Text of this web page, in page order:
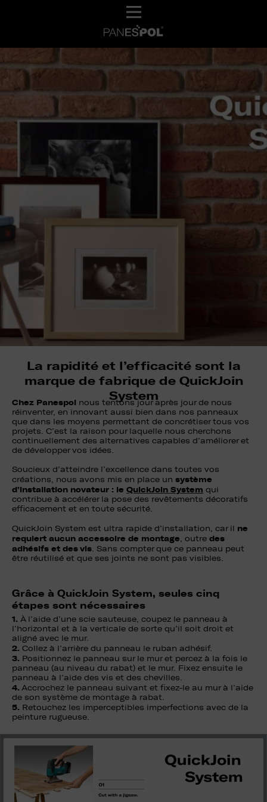
La rapidité et l’efficacité sont la
marque de fabrique de QuickJoin
System
Chez Panespol nous tentons jour après jour de nous
réinventer, en innovant aussi bien dans nos panneaux
que dans les moyens permettant de concrétiser tous vos
projets. C’est la raison pour laquelle nous cherchons
continuellement des alternatives capables d’améliorer et
de développer vos idées.
Soucieux d’atteindre l’excellence dans toutes vos
créations, nous avons mis en place un système
d’installation novateur : le QuickJoin System qui
contribue à accélérer la pose des revêtements décoratifs
efficacement et en toute sécurité.
QuickJoin System est ultra rapide d’installation, car il ne
requiert aucun accessoire de montage, outre des
adhésifs et des vis. Sans compter que ce panneau peut
être réutilisé et que ses joints ne sont pas visibles.
Grâce à QuickJoin System, seules cinq
étapes sont nécessaires
1. À l’aide d’une scie sauteuse, coupez le panneau à
l’horizontal et à la verticale de sorte qu’il soit droit et
aligné avec le mur.
2. Collez à l’arrière du panneau le ruban adhésif.
3. Positionnez le panneau sur le mur et percez à la fois le
panneau (au niveau du rabat) et le mur. Fixez ensuite le
panneau à l’aide des vis et des chevilles.
4. Accrochez le panneau suivant et fixez-le au mur à l’aide
de son système de montage à rabat.
5. Retouchez les imperceptibles imperfections avec de la
peinture rugueuse.